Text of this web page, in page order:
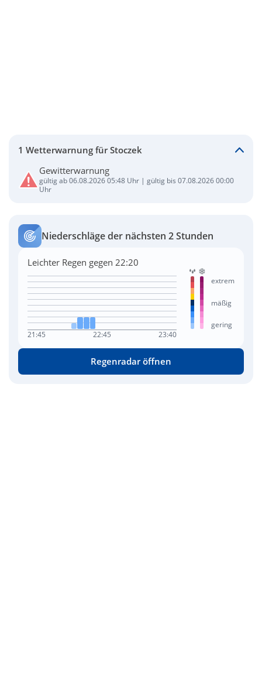
1 Wetterwarnung für Stoczek
Gewitterwarnung
gültig ab 06.08.2026 05:48 Uhr | gültig bis 07.08.2026 00:00
Uhr
Niederschläge der nächsten 2 Stunden
Leichter Regen gegen 22:20
21:45 22:45 23:40
extrem
mäßig
gering
Regenradar öffnen